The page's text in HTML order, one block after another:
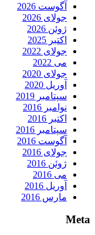
آگوست 2026
جولای 2026
ژوئن 2026
اکتبر 2025
جولای 2022
می 2022
جولای 2020
آوریل 2020
سپتامبر 2019
نوامبر 2016
اکتبر 2016
سپتامبر 2016
آگوست 2016
جولای 2016
ژوئن 2016
می 2016
آوریل 2016
مارس 2016
Meta